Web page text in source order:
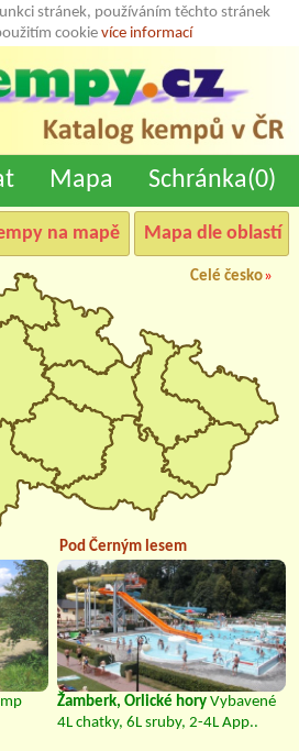
stránek, používáním těchto stránek
cookie více informací
Mapa Schránka(0)
na mapě Mapa dle oblastí
Celé česko»
Pod Černým lesem
Žamberk, Orlické hory Vybavené
4L chatky, 6L sruby, 2-4L App..